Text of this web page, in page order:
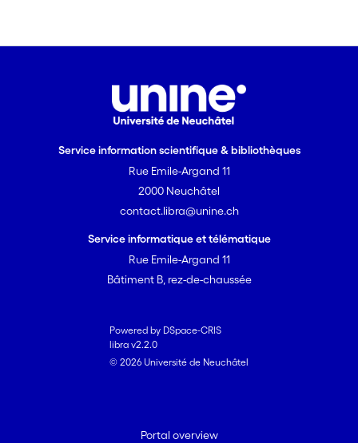
Service information scientifique & bibliothèques
Rue Emile-Argand 11
2000 Neuchâtel
contact.libra@unine.ch
Service informatique et télématique
Rue Emile-Argand 11
Bâtiment B, rez-de-chaussée
Powered by DSpace-CRIS
libra v2.2.0
© 2026 Université de Neuchâtel
Portal overview